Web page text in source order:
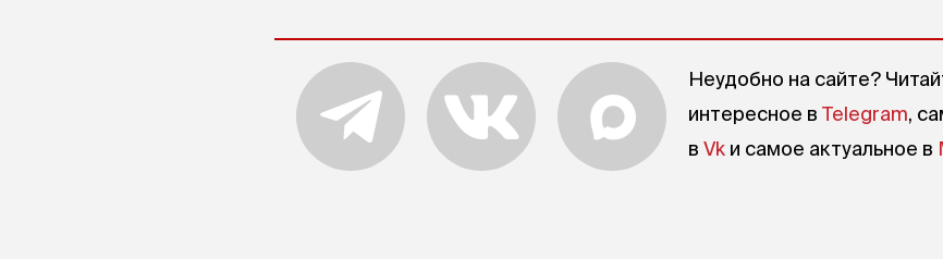
Неудобно на сайте?
интересное в Telegram,
в Vk и самое актуальное в